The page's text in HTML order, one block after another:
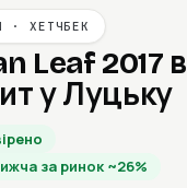
· ХЕТЧБЕК
Leaf 2017 в
у Луцьку
за ринок ~26%